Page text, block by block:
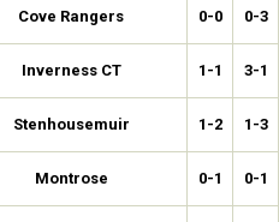
Cove Rangers 0-0 0-3
Inverness CT 1-1 3-1
Stenhousemuir 1-2 1-3
Montrose 0-1 0-1